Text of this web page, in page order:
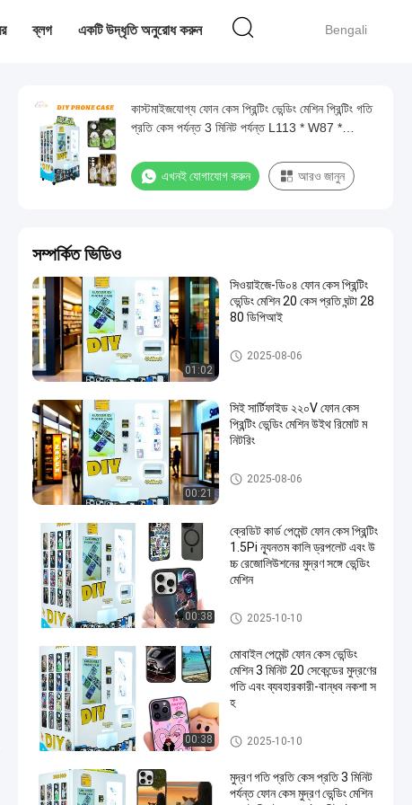
Bengali
ব্লগ একটি উদ্ধৃতি অনুরোধ করুন
কাস্টমাইজযোগ্য ফোন কেস প্রিন্টিং ভেন্ডিং মেশিন প্রিন্টিং গতি
প্রতি কেস পর্যন্ত 3 মিনিট পর্যন্ত L113 * W87 *
এখনই যোগাযোগ করুন আরও জানুন
সম্পর্কিত ভিডিও
01:02
সিওয়াইজে-ডি০৪ ফোন কেস প্রিন্টিং
ভেন্ডিং মেশিন 20 কেস প্রতি ঘন্টা 28
80 ডিপিআই
ফোন কেস প্রিন্টিং ভেন্ডিং মেশিন
2025-08-06
00:21
সিই সার্টিফাইড ২২০V ফোন কেস
প্রিন্টিং ভেন্ডিং মেশিন উইথ রিমোট ম
নিটরিং
ফোন কেস প্রিন্টিং ভেন্ডিং মেশিন
2025-08-06
00:38
ক্রেডিট কার্ড পেমেন্ট ফোন কেস প্রিন্টিং
1.5Pi ন্যূনতম কালি ড্রপলেট এবং উ
চ্চ রেজোলিউশনের মুদ্রণ সঙ্গে ভেন্ডিং
মেশিন
ফোন কেস প্রিন্টিং ভেন্ডিং মেশিন
2025-10-10
00:38
মোবাইল পেমেন্ট ফোন কেস ভেন্ডিং
মেশিন 3 মিনিট 20 সেকেন্ডের মুদ্রণের
গতি এবং ব্যবহারকারী-বান্ধব নকশা স
হ
ফোন কেস প্রিন্টিং ভেন্ডিং মেশিন
2025-10-10
মুদ্রণ গতি প্রতি কেস প্রতি 3 মিনিট
পর্যন্ত ফোন কেস মুদ্রণ ভেন্ডিং মেশিন